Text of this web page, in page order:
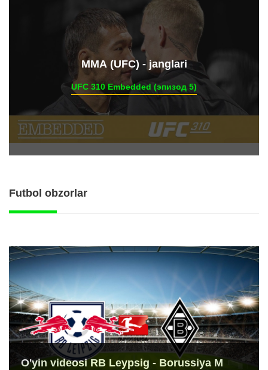
ММА (UFC) - janglari
UFC 310 Embedded (эпизод 5)
Futbol obzorlar
O'yin videosi RB Leypsig - Borussiya M